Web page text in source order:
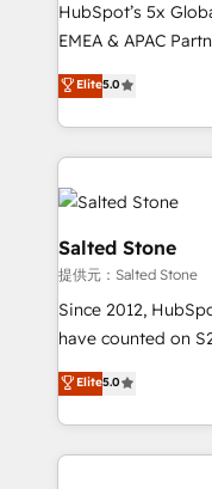
HubSpot’s 5x
EMEA & APAC
experienced and
Partner. 🚀 With 2,750+ HubSpot projects delivered
and 370+
we de-risk
accelerate ROI across
multi-region
we turn complexity
scale. 🏆 HubSpot’s CEO called us “the partner of the
future.” Others
measurable impact.
Elite5.0
Salted Stone
提供元：Salted Stone
Since 2012,
have counted on
management,
solutions that
transform brand experiences As
service creative
Elite5.0